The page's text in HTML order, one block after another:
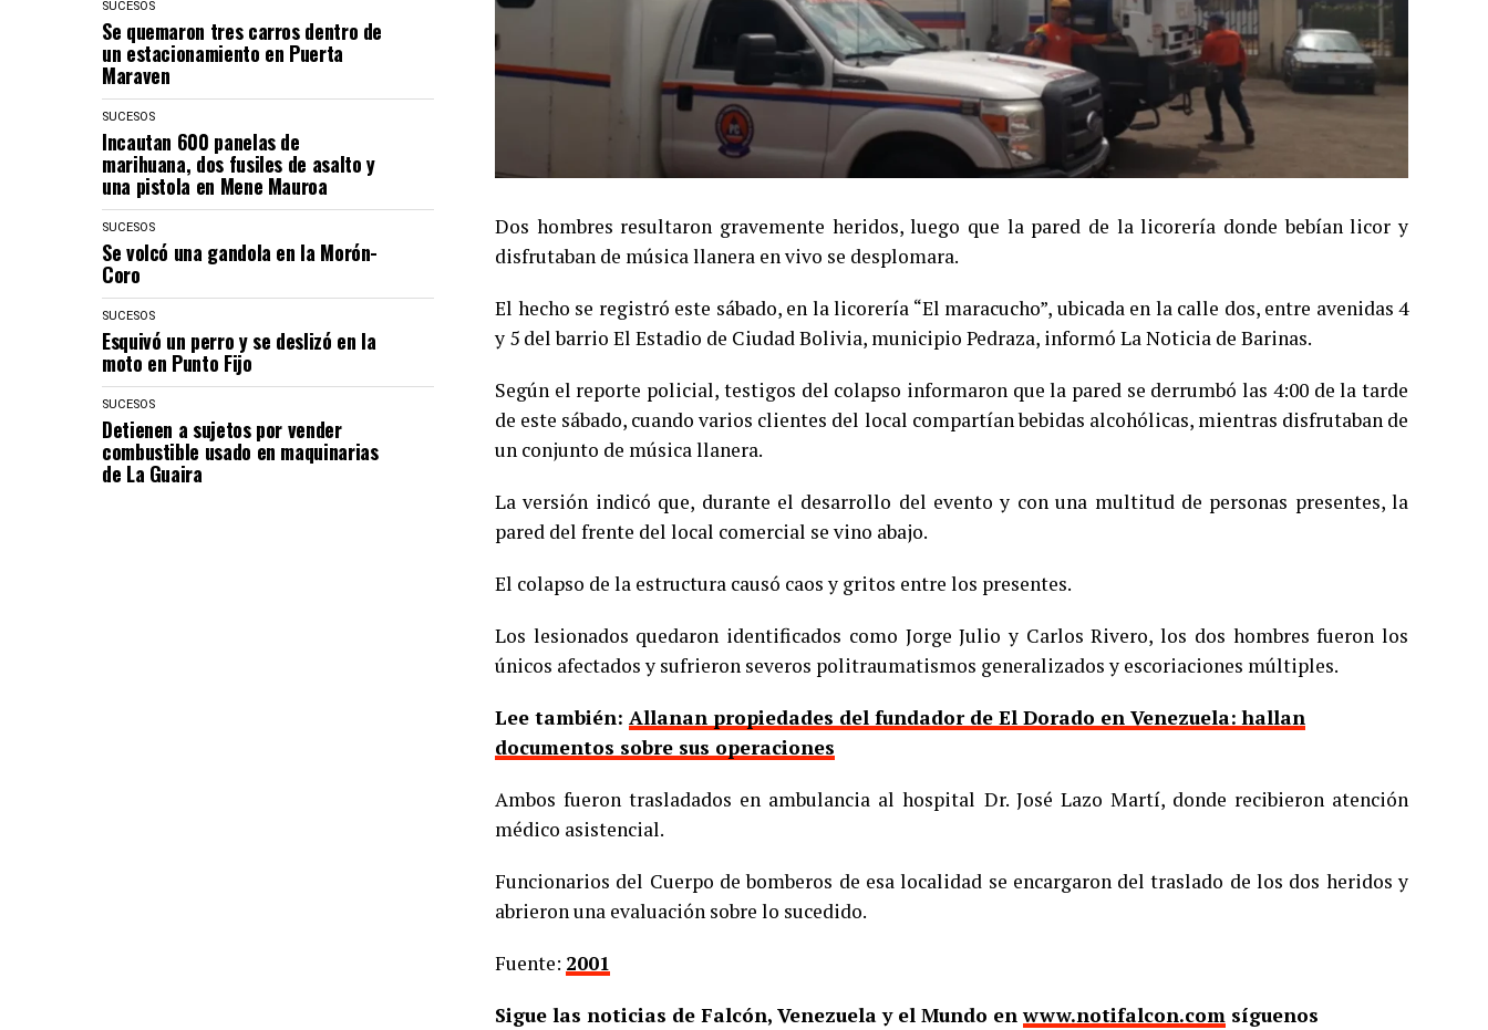
SUCESOS
Se quemaron tres carros dentro de
un estacionamiento en Puerta
Maraven
SUCESOS
Incautan 600 panelas de
marihuana, dos fusiles de asalto y
una pistola en Mene Mauroa
SUCESOS
Se volcó una gandola en la Morón-
Coro
SUCESOS
Esquivó un perro y se deslizó en la
moto en Punto Fijo
SUCESOS
Detienen a sujetos por vender
combustible usado en maquinarias
de La Guaira
Dos hombres resultaron gravemente heridos, luego que la pared de la licorería donde bebían licor y
disfrutaban de música llanera en vivo se desplomara.
El hecho se registró este sábado, en la licorería “El maracucho”, ubicada en la calle dos, entre avenidas 4
y 5 del barrio El Estadio de Ciudad Bolivia, municipio Pedraza, informó La Noticia de Barinas.
Según el reporte policial, testigos del colapso informaron que la pared se derrumbó las 4:00 de la tarde
de este sábado, cuando varios clientes del local compartían bebidas alcohólicas, mientras disfrutaban de
un conjunto de música llanera.
La versión indicó que, durante el desarrollo del evento y con una multitud de personas presentes, la
pared del frente del local comercial se vino abajo.
El colapso de la estructura causó caos y gritos entre los presentes.
Los lesionados quedaron identificados como Jorge Julio y Carlos Rivero, los dos hombres fueron los
únicos afectados y sufrieron severos politraumatismos generalizados y escoriaciones múltiples.
Lee también: Allanan propiedades del fundador de El Dorado en Venezuela: hallan
documentos sobre sus operaciones
Ambos fueron trasladados en ambulancia al hospital Dr. José Lazo Martí, donde recibieron atención
médico asistencial.
Funcionarios del Cuerpo de bomberos de esa localidad se encargaron del traslado de los dos heridos y
abrieron una evaluación sobre lo sucedido.
Fuente: 2001
Sigue las noticias de Falcón, Venezuela y el Mundo enwww.notifalcon.com síguenos